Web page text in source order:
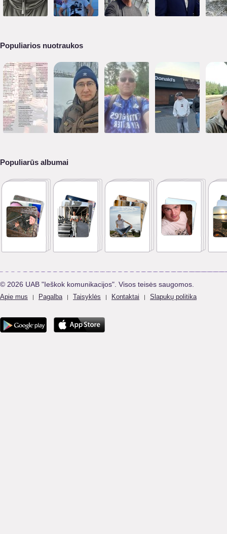
Populiarios nuotraukos
Populiarūs albumai
© 2026 UAB "Ieškok komunikacijos". Visos teisės saugomos.
Apie mus | Pagalba | Taisyklės | Kontaktai | Slapukų politika